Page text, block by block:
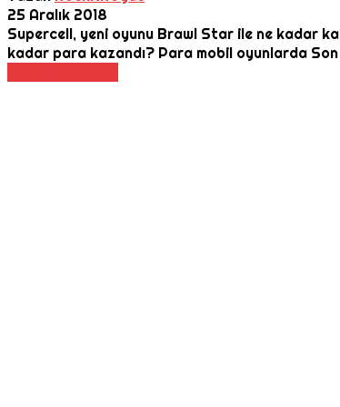
25 Aralık 2018
Supercell, yeni oyunu Brawl Star ile ne kadar
kadar para kazandı? Para mobil oyunlarda